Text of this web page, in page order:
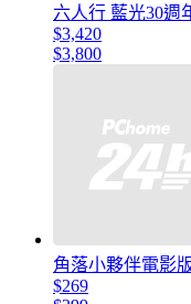
六人行 藍光30週
$3,420
$3,800
角落小夥伴電影
$269